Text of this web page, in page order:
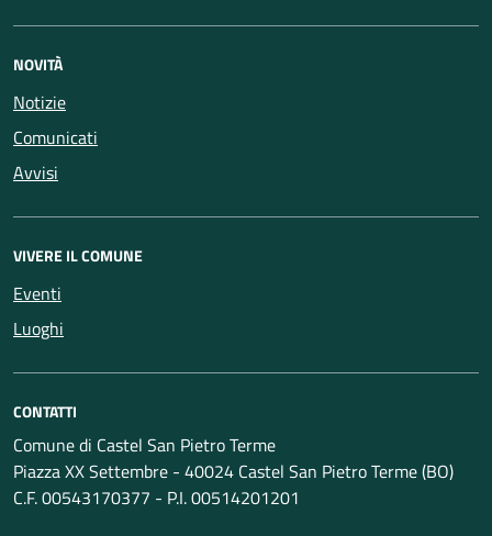
NOVITÀ
Notizie
Comunicati
Avvisi
VIVERE IL COMUNE
Eventi
Luoghi
CONTATTI
Comune di Castel San Pietro Terme
Piazza XX Settembre - 40024 Castel San Pietro Terme (BO)
C.F. 00543170377 - P.I. 00514201201